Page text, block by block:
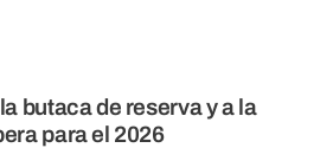
butaca de reserva y a la
para el 2026